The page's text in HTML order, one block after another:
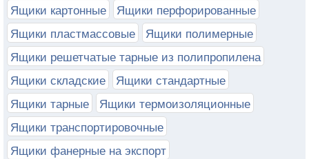
Ящики картонные
Ящики перфорированные
Ящики пластмассовые
Ящики полимерные
Ящики решетчатые тарные из полипропилена
Ящики складские
Ящики стандартные
Ящики тарные
Ящики термоизоляционные
Ящики транспортировочные
Ящики фанерные на экспорт